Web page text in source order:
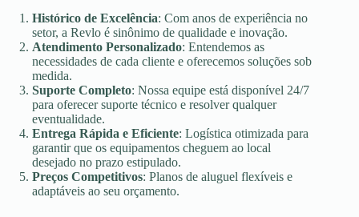
Histórico de Excelência: Com anos de experiência no
setor, a Revlo é sinônimo de qualidade e inovação.
Atendimento Personalizado: Entendemos as
necessidades de cada cliente e oferecemos soluções sob
medida.
Suporte Completo: Nossa equipe está disponível 24/7
para oferecer suporte técnico e resolver qualquer
eventualidade.
Entrega Rápida e Eficiente: Logística otimizada para
garantir que os equipamentos cheguem ao local
desejado no prazo estipulado.
Preços Competitivos: Planos de aluguel flexíveis e
adaptáveis ao seu orçamento.